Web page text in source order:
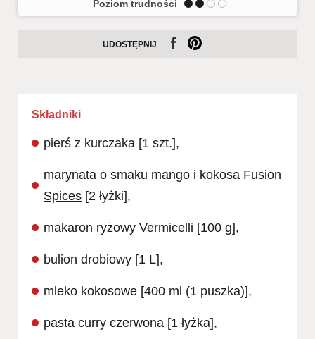
Poziom trudności
UDOSTĘPNIJ
Składniki
pierś z kurczaka [1 szt.],
marynata o smaku mango i kokosa Fusion
Spices [2 łyżki],
makaron ryżowy Vermicelli [100 g],
bulion drobiowy [1 L],
mleko kokosowe [400 ml (1 puszka)],
pasta curry czerwona [1 łyżka],